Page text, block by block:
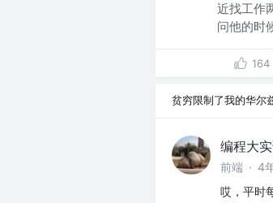
近找工作
问他的时
164
贫穷限制了我的华尔
编程大
前端 · 4
哎，平时